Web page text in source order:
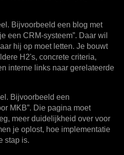
Bijvoorbeeld een blog met
een CRM-systeem”. Daar wil
hij op moet letten. Je bouwt
H2's, concrete criteria,
interne links naar gerelateerde
Bijvoorbeeld een
MKB”. Die pagina moet
meer duidelijkheid over voor
je oplost, hoe implementatie
stap is.